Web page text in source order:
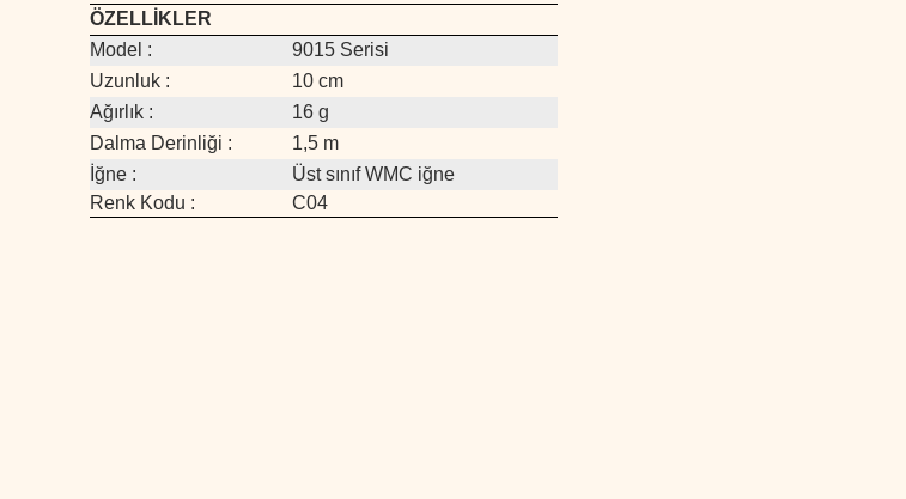
ÖZELLİKLER
Model :
9015 Serisi
Uzunluk :
10 cm
Ağırlık :
16 g
Dalma Derinliği :
1,5 m
İğne :
Üst sınıf WMC iğne
Renk Kodu :
C04